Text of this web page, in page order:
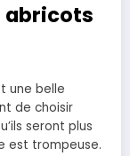
abricots
une belle
de choisir
seront plus
est trompeuse.